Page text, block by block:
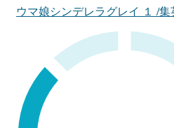
ウマ娘シンデレラグレイ １ /